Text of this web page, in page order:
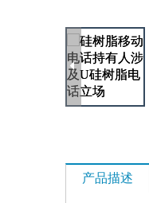
产品描述